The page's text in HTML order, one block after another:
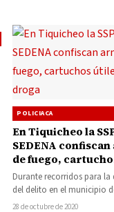
POLICIACA
En Tiquicheo la
SEDENA
de fuego,
y droga
Durante recorridos para la
del delito en el municipio
Tiquicheo, elementos de las
28 de octubre de 2020